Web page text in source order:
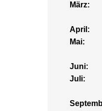
März:
April:
Mai:
Juni:
Juli: